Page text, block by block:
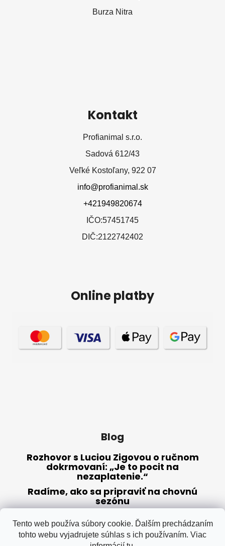
Tento web používa súbory cookie. Ďalším prechádzaním
tohto webu vyjadrujete súhlas s ich používaním. Viac
Burza Nitra
Kontakt
Profianimal s.r.o.
Sadová 612/43
Veľké Kostoľany, 922 07
info@profianimal.sk
+421949820674
IČO:57451745
DIČ:2122742402
Online platby
Blog
Rozhovor s Luciou Zigovou o ručnom
dokrmovaní: „Je to pocit na
nezaplatenie.“
Radíme, ako sa pripraviť na chovnú
sezónu
Sušené múčne červy – výživné krmivo
(nielen) pre papagáje